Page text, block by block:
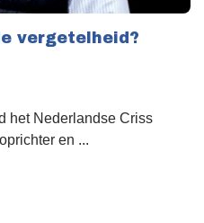
vergetelheid?
het Nederlandse Criss
en ...